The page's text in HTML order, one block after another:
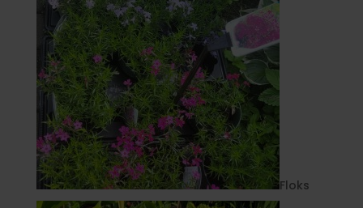
Floks